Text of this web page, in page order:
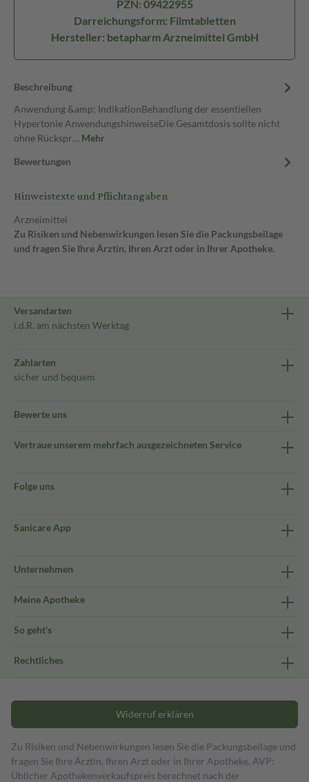
PZN: 09422955
Darreichungsform: Filmtabletten
Hersteller: betapharm Arzneimittel GmbH
Beschreibung
Anwendung &amp; IndikationBehandlung der essentiellen
Hypertonie AnwendungshinweiseDie Gesamtdosis sollte nicht
ohne Rückspr… Mehr
Bewertungen
Hinweistexte und Pflichtangaben
Arzneimittel
Zu Risiken und Nebenwirkungen lesen Sie die Packungsbeilage
und fragen Sie Ihre Ärztin, Ihren Arzt oder in Ihrer Apotheke.
Versandarten
i.d.R. am nächsten Werktag
Zahlarten
sicher und bequem
Bewerte uns
Vertraue unserem mehrfach ausgezeichneten Service
Folge uns
Sanicare App
Unternehmen
Meine Apotheke
So geht's
Rechtliches
Widerruf erklären
Zu Risiken und Nebenwirkungen lesen Sie die Packungsbeilage und
fragen Sie Ihre Ärztin, Ihren Arzt oder in Ihrer Apotheke. AVP:
Üblicher Apothekenverkaufspreis berechnet nach der